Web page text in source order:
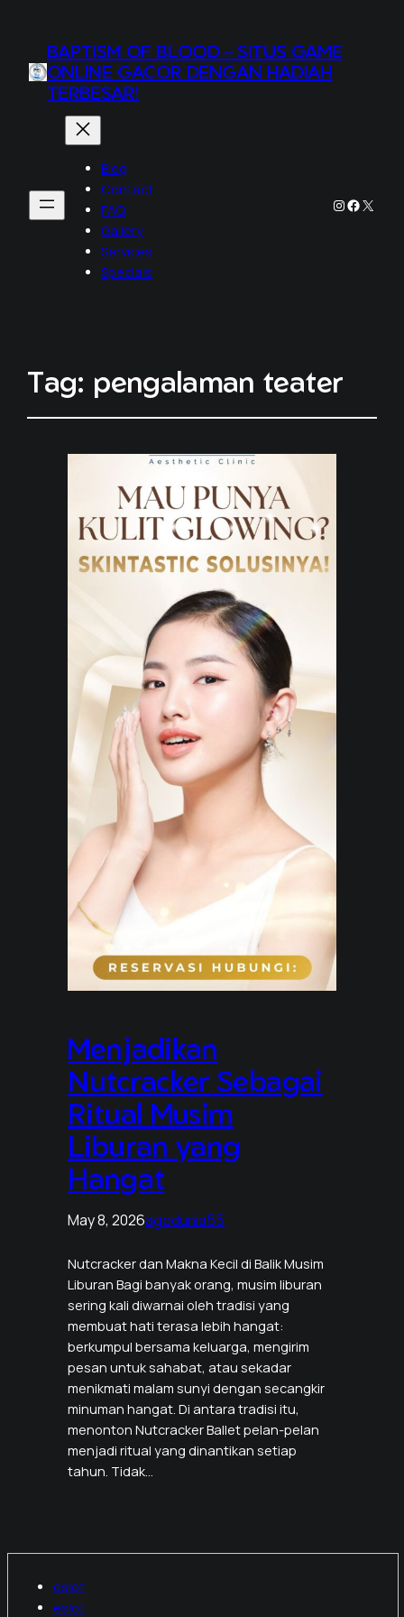
BAPTISM OF BLOOD – SITUS GAME
ONLINE GACOR DENGAN HADIAH
TERBESAR!
Blog
Contact
FAQ
Gallery
Services
Specials
Instagram
X
Tag: pengalaman teater
Menjadikan
Nutcracker Sebagai
Ritual Musim
Liburan yang
Hangat
May 8, 2026agedunia55
Nutcracker dan Makna Kecil di Balik Musim
Liburan Bagi banyak orang, musim liburan
sering kali diwarnai oleh tradisi yang
membuat hati terasa lebih hangat:
berkumpul bersama keluarga, mengirim
pesan untuk sahabat, atau sekadar
menikmati malam sunyi dengan secangkir
minuman hangat. Di antara tradisi itu,
menonton Nutcracker Ballet pelan-pelan
menjadi ritual yang dinantikan setiap
tahun. Tidak…
eslot
eslot